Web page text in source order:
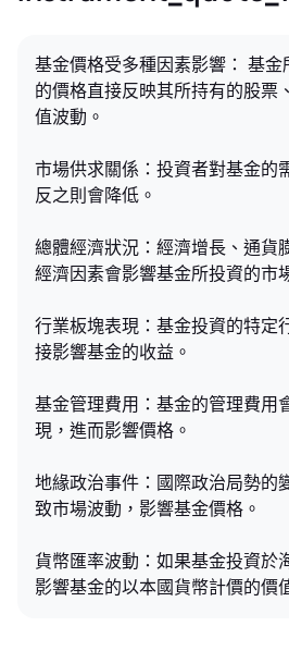
基金價格受多種因素影響： 基
的價格直接反映其所持有的股票
值波動。
市場供求關係：投資者對基金的
反之則會降低。
總體經濟狀況：經濟增長、通貨
經濟因素會影響基金所投資的市
行業板塊表現：基金投資的特定
接影響基金的收益。
基金管理費用：基金的管理費用
現，進而影響價格。
地緣政治事件：國際政治局勢的
致市場波動，影響基金價格。
貨幣匯率波動：如果基金投資於
影響基金的以本國貨幣計價的價